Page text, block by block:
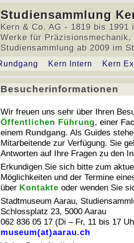
Studiensammlung
Kern & Co. AG - 1819 bis 1991
Werke für
Studiensammlung ab 2009 im
Kern Intern Kern
Besucherinformationen
Besucherinformationen
Wir freuen uns sehr über Ihren
Öffentlichen Führung, einer
einem Rundgang. Als Guides
Mitarbeitende zur Verfügung. Sie
Antworten auf Ihre Fragen zu den
Erkundigen Sie sich bitte zum
Möglichkeiten und der Termine
über Kontakte oder wenden Sie
Stadtmuseum Aarau,
Schlossplatz 23, 5000 Aarau
062 836 05 17 (Di – Fr, 11 bis 17
museum(at)aarau.ch